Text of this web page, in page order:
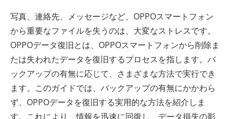
写真、連絡先、メッセージなど、OPPOスマートフォン
から重要なファイルを失うのは、大変なストレスです。
OPPOデータ復旧とは、OPPOスマートフォンから削除ま
たは失われたデータを復旧するプロセスを指します。バ
ックアップの有無に応じて、さまざまな方法で実行でき
ます。このガイドでは、バックアップの有無にかかわら
ず、OPPOデータを復旧する実用的な方法を紹介しま
す。これにより、情報を迅速に回復し、データ損失の影